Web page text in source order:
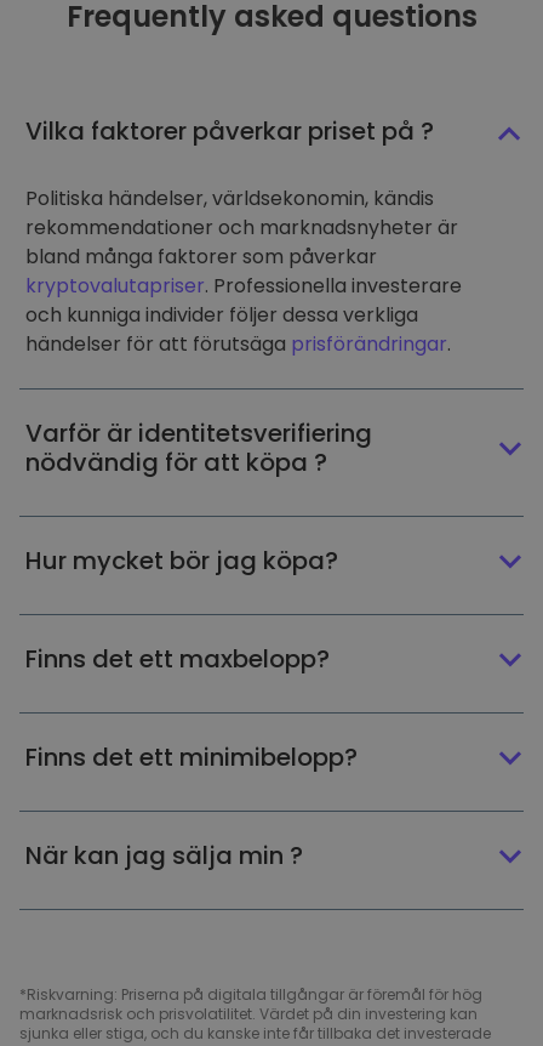
Frequently asked questions
Vilka faktorer påverkar priset på ?
Politiska händelser, världsekonomin, kändis
rekommendationer och marknadsnyheter är
bland många faktorer som påverkar
kryptovalutapriser. Professionella investerare
och kunniga individer följer dessa verkliga
händelser för att förutsäga prisförändringar.
Varför är identitetsverifiering
nödvändig för att köpa ?
Hur mycket bör jag köpa?
Finns det ett maxbelopp?
Finns det ett minimibelopp?
När kan jag sälja min ?
*Riskvarning: Priserna på digitala tillgångar är föremål för hög
marknadsrisk och prisvolatilitet. Värdet på din investering kan
sjunka eller stiga, och du kanske inte får tillbaka det investerade